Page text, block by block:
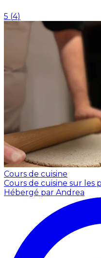
5 (4)
Cours de cuisine
Cours de cuisine sur les
Hébergé par Andrea